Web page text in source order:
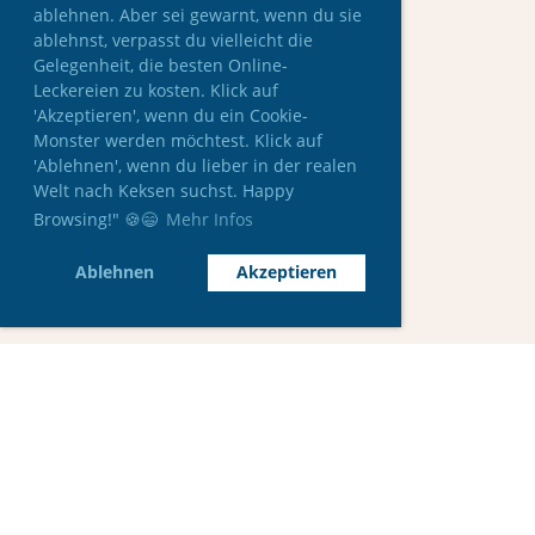
ablehnen. Aber sei gewarnt, wenn du sie
ablehnst, verpasst du vielleicht die
Gelegenheit, die besten Online-
Leckereien zu kosten. Klick auf
'Akzeptieren', wenn du ein Cookie-
Monster werden möchtest. Klick auf
'Ablehnen', wenn du lieber in der realen
Welt nach Keksen suchst. Happy
Browsing!" 🍪😄 Mehr Infos
Ablehnen Akzeptieren